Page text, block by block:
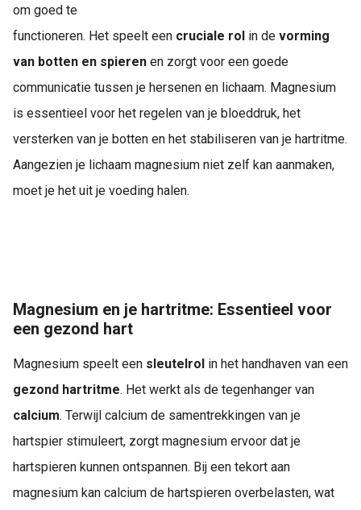
om goed te
functioneren. Het speelt een cruciale rol in de vorming
van botten en spieren en zorgt voor een goede
communicatie tussen je hersenen en lichaam. Magnesium
is essentieel voor het regelen van je bloeddruk, het
versterken van je botten en het stabiliseren van je hartritme.
Aangezien je lichaam magnesium niet zelf kan aanmaken,
moet je het uit je voeding halen.
Magnesium en je hartritme: Essentieel voor
een gezond hart
Magnesium speelt een sleutelrol in het handhaven van een
gezond hartritme. Het werkt als de tegenhanger van
calcium. Terwijl calcium de samentrekkingen van je
hartspier stimuleert, zorgt magnesium ervoor dat je
hartspieren kunnen ontspannen. Bij een tekort aan
magnesium kan calcium de hartspieren overbelasten, wat